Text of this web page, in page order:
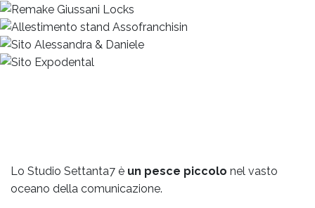
Lo Studio Settanta7 è un pesce piccolo nel vasto
oceano della comunicazione.